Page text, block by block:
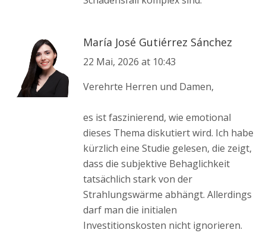
María José Gutiérrez Sánchez
22 Mai, 2026 at 10:43
Verehrte Herren und Damen,
es ist faszinierend, wie emotional
dieses Thema diskutiert wird. Ich habe
kürzlich eine Studie gelesen, die zeigt,
dass die subjektive Behaglichkeit
tatsächlich stark von der
Strahlungswärme abhängt. Allerdings
darf man die initialen
Investitionskosten nicht ignorieren.